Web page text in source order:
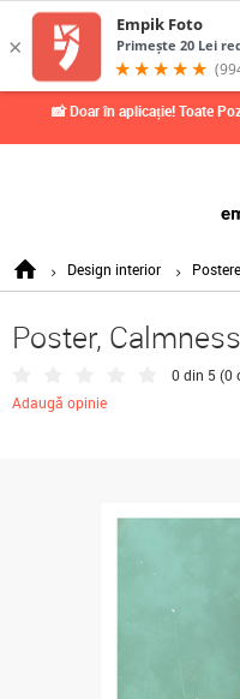
📸 Doar în aplicație! Toate
Design interior Postere
Poster,
0 din 5 (0
Adaugă opinie